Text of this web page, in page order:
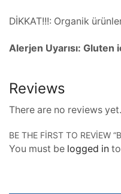
DİKKAT!!!: Organik
Alerjen Uyarısı:
Reviews
There are no reviews yet.
BE THE FIRST TO REVIEW
You must be logged in